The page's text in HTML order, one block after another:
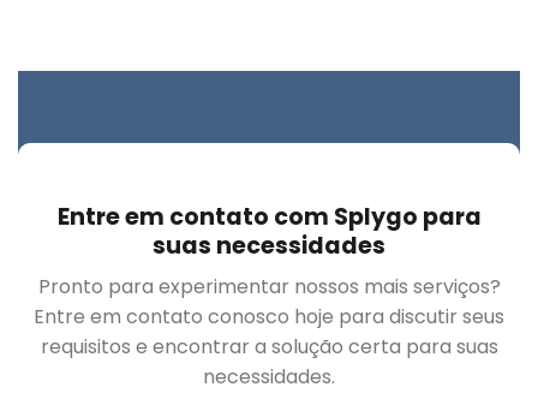
Entre em contato com Splygo para
suas necessidades
Pronto para experimentar nossos mais serviços?
Entre em contato conosco hoje para discutir seus
requisitos e encontrar a solução certa para suas
necessidades.